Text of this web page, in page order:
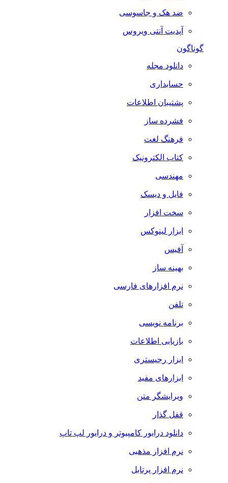
ضد هک و جاسوسی
آپدیت آنتی ویروس
گوناگون
دانلود مجله
حسابداری
پشتیبان اطلاعات
فشرده ساز
فرهنگ لغت
کتاب الکترونیک
مهندسی
فایل و دیسک
سخت افزار
ابزار لینوکس
آفیس
بهینه ساز
نرم افزارهای فارسی
تلفن
برنامه نویسی
بازیابی اطلاعات
ابزار رجیستری
ابزارهای مفید
ویرایشگر متن
قفل گذار
دانلود درایور کامپیوتر و درایور لپ تاپ
نرم افزار مذهبی
نرم افزار پرتابل